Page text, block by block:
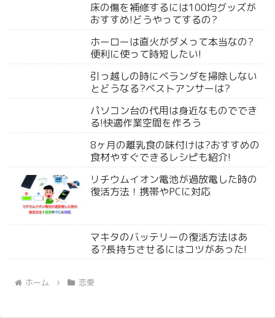
床の傷を補修するには100均グッズが
おすすめ!どうやってするの?
ホーローは直火がダメって本当なの?
便利に使って時短したい!
引っ越しの時にベランダを掃除しない
とどうなる?ベストアンサーは?
パソコン台の代用は身近なものででき
る!快適作業空間を作ろう
8ヶ月の離乳食の味付けは?おすすめの
食材やすぐできるレシピも紹介!
リチウムイオン電池が過放電した時の
復活方法！携帯やPCに対応
マキタのバッテリーの復活方法はあ
る?長持ちさせるにはコツがあった!
ホーム 恋愛